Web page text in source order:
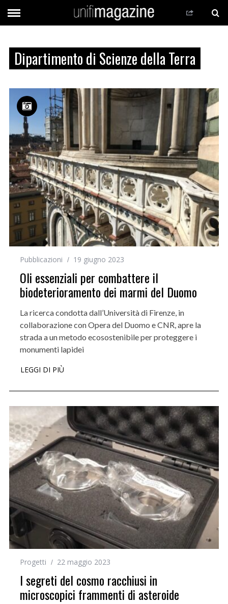
Dipartimento di Scienze della Terra
Pubblicazioni 19 giugno 2023
Oli essenziali per combattere il
biodeterioramento dei marmi del Duomo
La ricerca condotta dall’Università di Firenze, in
collaborazione con Opera del Duomo e CNR, apre la
strada a un metodo ecosostenibile per proteggere i
monumenti lapidei
LEGGI DI PIÙ
Progetti 22 maggio 2023
I segreti del cosmo racchiusi in
microscopici frammenti di asteroide